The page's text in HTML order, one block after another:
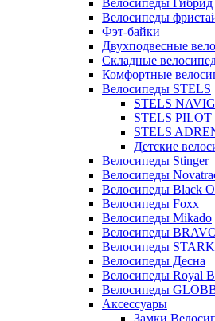
Велосипеды Гибрид
Велосипеды
Фэт-байки
Двухподвесные
Складные
Комфортные
Велосипеды STELS
STELS
STELS PILOT
STELS
Детские
Велосипеды Stinger
Велосипеды
Велосипеды Black
Велосипеды Foxx
Велосипеды Mikado
Велосипеды
Велосипеды STARK
Велосипеды Десна
Велосипеды Royal
Велосипеды
Аксессуары
Замки